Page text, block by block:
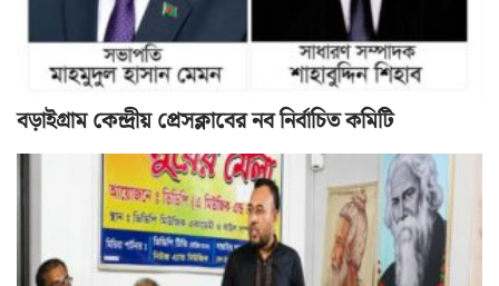
বড়াইগ্রাম কেন্দ্রীয় প্রেসক্লাবের নব নির্বাচিত কমিটি